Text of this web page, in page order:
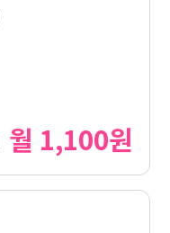
월 1,100원